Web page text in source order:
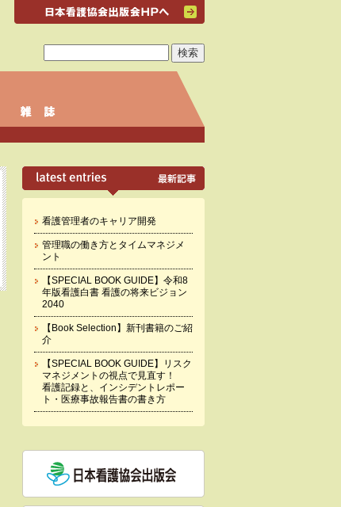
看護管理者のキャリア開発
管理職の働き方とタイムマネジメ
ント
【SPECIAL BOOK GUIDE】令和8
年版看護白書 看護の将来ビジョン
2040
【Book Selection】新刊書籍のご紹
介
【SPECIAL BOOK GUIDE】リスク
マネジメントの視点で見直す！
看護記録と、インシデントレポー
ト・医療事故報告書の書き方